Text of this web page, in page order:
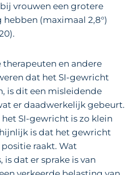
vrouwen een grotere
(maximaal 2,8°)
en andere
dat het SI-gewricht
is dit een misleidende
er daadwerkelijk gebeurt.
SI-gewricht is zo klein
is dat het gewricht
raakt. Wat
dat er sprake is van